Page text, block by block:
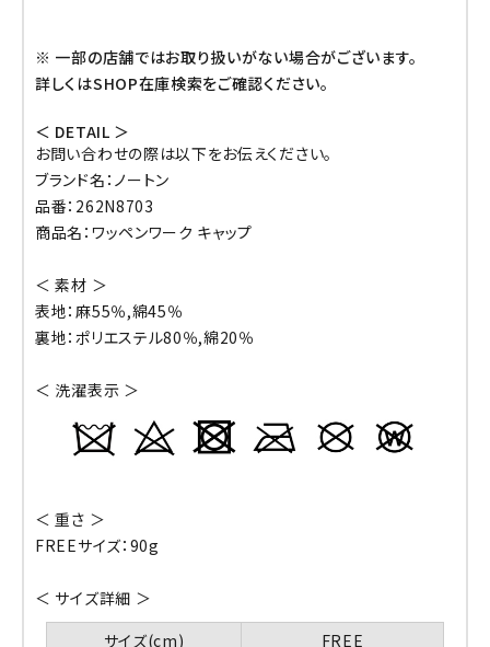
※ 一部の店舗ではお取り扱いがない場合がございます。
詳しくはSHOP在庫検索をご確認ください。
＜ DETAIL ＞
お問い合わせの際は以下をお伝えください。
ブランド名：ノートン
品番：262N8703
商品名：ワッペンワーク キャップ
＜ 素材 ＞
表地：麻55％,綿45％
裏地：ポリエステル80％,綿20％
＜ 洗濯表示 ＞
＜ 重さ ＞
FREEサイズ：90g
＜ サイズ詳細 ＞
サイズ(cm)
FREE